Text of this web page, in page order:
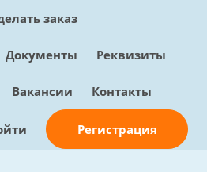
заказ
Документы Реквизиты
Вакансии Контакты
Регистрация